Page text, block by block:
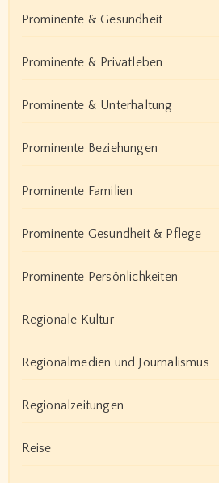
Prominente & Gesundheit
Prominente & Privatleben
Prominente & Unterhaltung
Prominente Beziehungen
Prominente Familien
Prominente Gesundheit & Pflege
Prominente Persönlichkeiten
Regionale Kultur
Regionalmedien und Journalismus
Regionalzeitungen
Reise